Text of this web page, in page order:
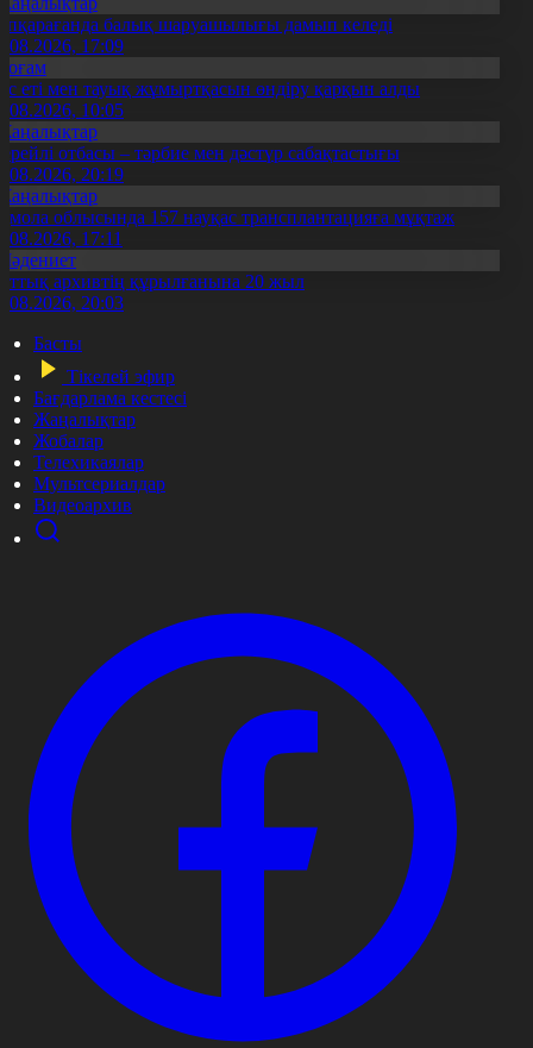
балық шаруашылығы дамып келеді
17:09
еті мен тауық жұмыртқасын өндіру қарқын алды
10:05
отбасы – тәрбие мен дәстүр сабақтастығы
20:19
облысында 157 науқас трансплантацияға мұқтаж
17:11
архивтің құрылғанына 20 жыл
20:03
Басты
Тікелей эфир
Бағдарлама кестесі
Жаңалықтар
Жобалар
Телехикаялар
Мультсериалдар
Видеоархив